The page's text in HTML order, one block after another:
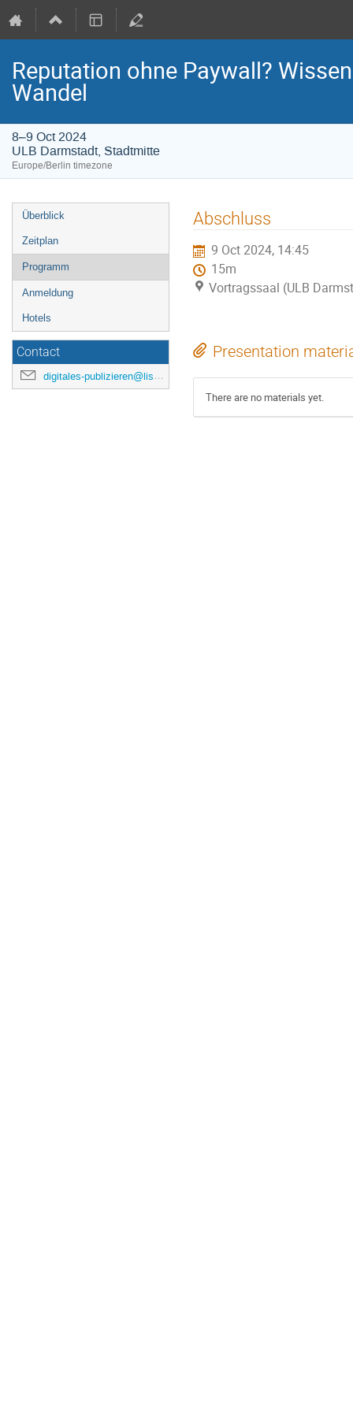
Reputation ohne Paywall?
Wandel
8–9 Oct 2024
ULB Darmstadt, Stadtmitte
Europe/Berlin timezone
Event
menu
Überblick
Zeitplan
Programm
Anmeldung
Hotels
Contact
digitales-publizieren@listserv.dfn.de
Abschluss
9 Oct 2024, 14:45
15m
Vortragssaal (ULB
Presentation
There are no materials yet.